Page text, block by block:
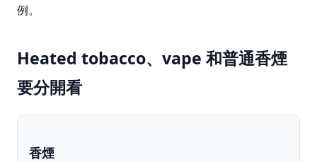
例。
Heated tobacco、vape 和普通香煙
要分開看
香煙